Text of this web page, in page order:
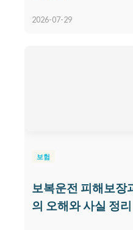
2026-07-29
보험
보복운전 피해보장
의 오해와 사실 정리